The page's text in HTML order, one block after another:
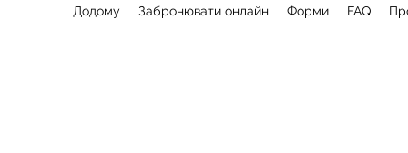
Додому Забронювати онлайн Форми FAQ